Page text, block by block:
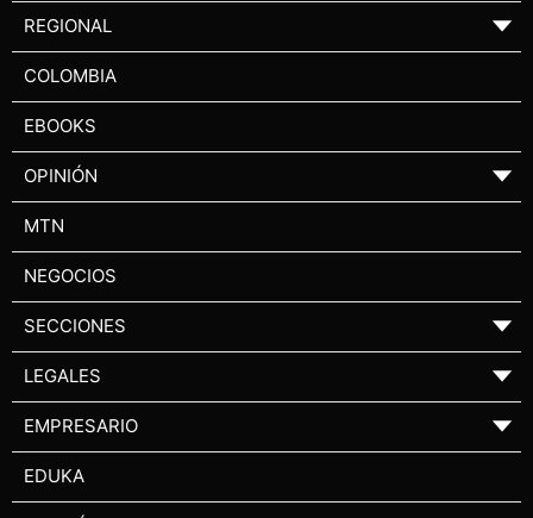
REGIONAL ▼
COLOMBIA
EBOOKS
OPINIÓN ▼
MTN
NEGOCIOS
SECCIONES ▼
LEGALES ▼
EMPRESARIO ▼
EDUKA